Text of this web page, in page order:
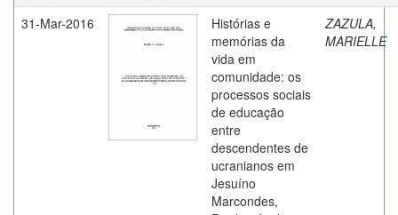
31-Mar-2016
Histórias e
memórias da
vida em
comunidade: os
processos sociais
de educação
entre
descendentes de
ucranianos em
Jesuíno
Marcondes,
ZAZULA,
MARIELLE